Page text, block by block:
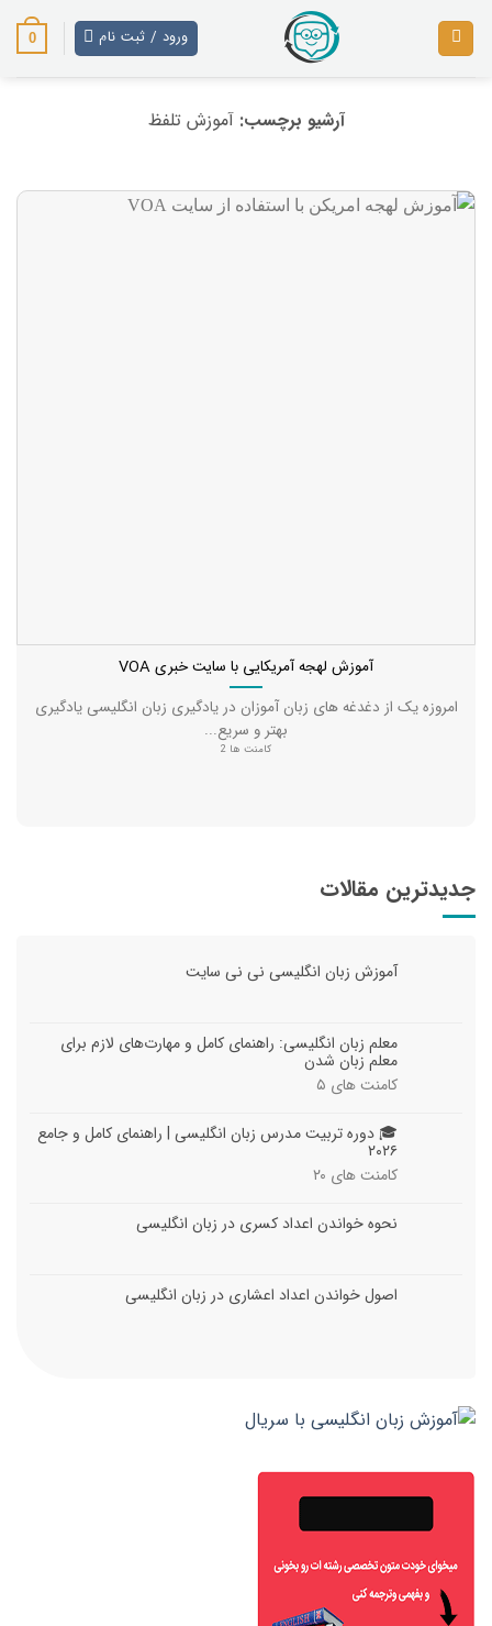
ورود / ثبت نام 0
آرشیو برچسب:آموزش تلفظ
جدیدترین مقالات
آموزش زبان انگلیسی نی نی سایت
معلم زبان انگلیسی: راهنمای کامل و مهارت‌های لازم برای
معلم زبان شدن
کامنت های ۵
🎓 دوره تربیت مدرس زبان انگلیسی | راهنمای کامل و جامع
۲۰۲۶
کامنت های ۲۰
نحوه خواندن اعداد کسری در زبان انگلیسی
اصول خواندن اعداد اعشاری در زبان انگلیسی
آموزش لهجه آمریکایی با سایت خبری VOA
امروزه یک از دغدغه های زبان آموزان در یادگیری زبان انگلیسی یادگیری
بهتر و سریع...
کامنت ها 2